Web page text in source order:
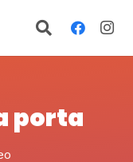
porta